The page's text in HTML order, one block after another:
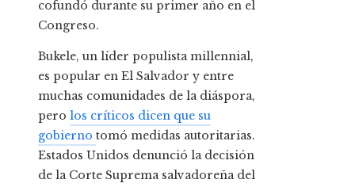
cofundó durante su primer año en el
Congreso.
Bukele, un líder populista millennial,
es popular en El Salvador y entre
muchas comunidades de la diáspora,
pero los críticos dicen que su
gobierno tomó medidas autoritarias.
Estados Unidos denunció la decisión
de la Corte Suprema salvadoreña del